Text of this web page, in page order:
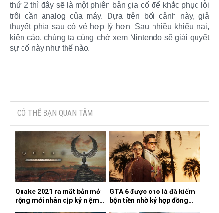
thứ 2 thì đây sẽ là một phiên bản gia cố để khắc phục lỗi
trôi cần analog của máy. Dựa trên bối cảnh này, giả
thuyết phía sau có vẻ hợp lý hơn. Sau nhiều khiếu nại,
kiện cáo, chúng ta cùng chờ xem Nintendo sẽ giải quyết
sự cố này như thế nào.​
CÓ THỂ BẠN QUAN TÂM
Quake 2021 ra mắt bản mở
rộng mới nhân dịp kỷ niệm
GTA 6 được cho là đã kiếm
bộn tiền nhờ ký hợp đồng